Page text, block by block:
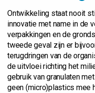
Ontwikkeling staat nooit
innovatie met name in de
verpakkingen en de
tweede geval zijn er
terugdringen van de
de uitvloei richting het
gebruik van granulaten
geen (micro)plastics mee